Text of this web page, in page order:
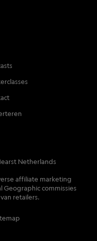
Netherlands
affiliate marketing
commissies
retailers.